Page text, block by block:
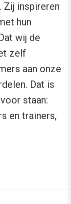
Zij inspireren
hun
wij de
zelf
aan onze
Dat is
staan:
en trainers,